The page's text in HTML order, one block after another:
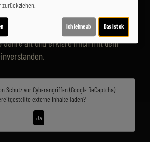
Jahre alt und erkläre mich mit dem
Schutz vor Cyberangriffen (Google ReCaptcha)
externe Inhalte laden?
Ja
Ich lehne ab Das ist ok